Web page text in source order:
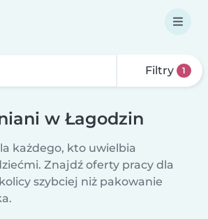
Filtry 1
w Łagodzin
każdego, kto uwielbia
Znajdź oferty pracy dla
szybciej niż pakowanie